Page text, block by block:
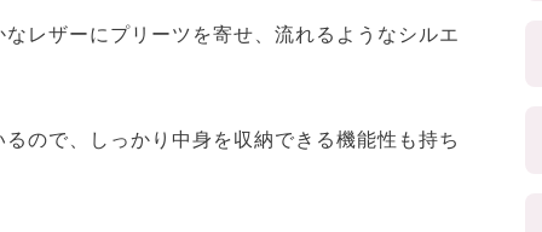
レザーにプリーツを寄せ、流れるようなシルエ
ので、しっかり中身を収納できる機能性も持ち